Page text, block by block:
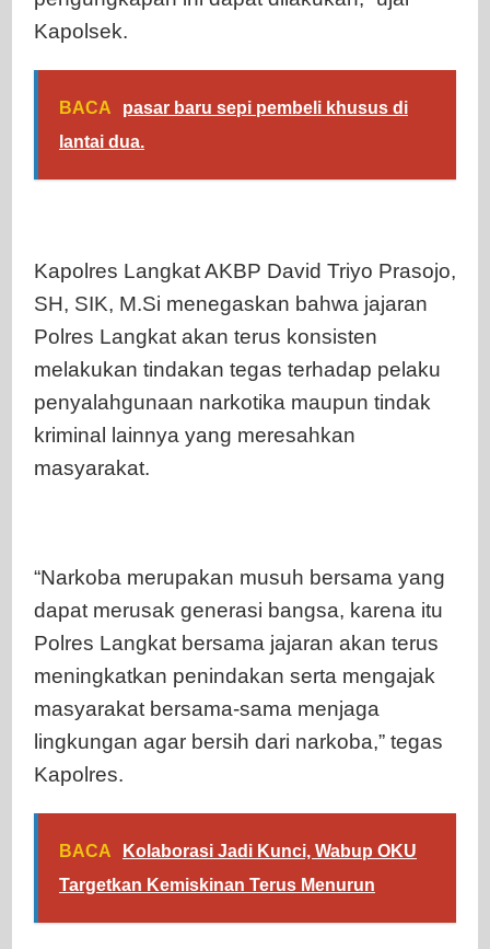
Kapolsek.
BACA
pasar baru sepi pembeli khusus di
lantai dua.
Kapolres Langkat AKBP David Triyo Prasojo,
SH, SIK, M.Si menegaskan bahwa jajaran
Polres Langkat akan terus konsisten
melakukan tindakan tegas terhadap pelaku
penyalahgunaan narkotika maupun tindak
kriminal lainnya yang meresahkan
masyarakat.
“Narkoba merupakan musuh bersama yang
dapat merusak generasi bangsa, karena itu
Polres Langkat bersama jajaran akan terus
meningkatkan penindakan serta mengajak
masyarakat bersama-sama menjaga
lingkungan agar bersih dari narkoba,” tegas
Kapolres.
BACA
Kolaborasi Jadi Kunci, Wabup OKU
Targetkan Kemiskinan Terus Menurun